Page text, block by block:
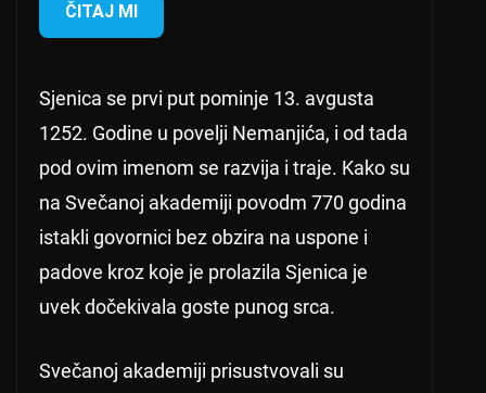
ČITAJ MI
Sjenica se prvi put pominje 13. avgusta
1252. Godine u povelji Nemanjića, i od tada
pod ovim imenom se razvija i traje. Kako su
na Svečanoj akademiji povodm 770 godina
istakli govornici bez obzira na uspone i
padove kroz koje je prolazila Sjenica je
uvek dočekivala goste punog srca.
Svečanoj akademiji prisustvovali su